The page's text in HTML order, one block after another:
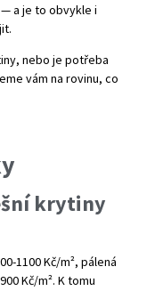
a je to obvykle i
nebo je potřeba
vám na rovinu, co
krytiny
1100 Kč/m², pálená
Kč/m². K tomu